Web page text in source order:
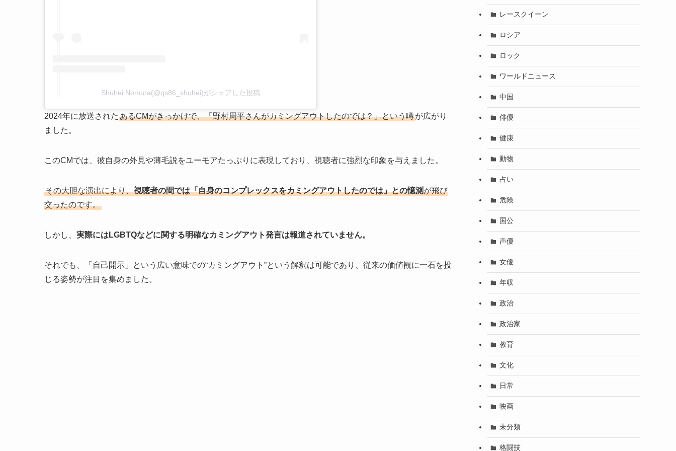
Shuhei Nomura(@qs86_shuhei)がシェアした投稿
2024年に放送された あるCMがきっかけで、「野村周平さんがカミングアウトしたのでは？」という噂が広がり
ました。
このCMでは、彼自身の外見や薄毛説をユーモアたっぷりに表現しており、視聴者に強烈な印象を与えました。
その大胆な演出により、視聴者の間では「自身のコンプレックスをカミングアウトしたのでは」との憶測が飛び
交ったのです。
しかし、 実際にはLGBTQなどに関する明確なカミングアウト発言は報道されていません。
それでも、「自己開示」という広い意味での“カミングアウト”という解釈は可能であり、従来の価値観に一石を投
じる姿勢が注目を集めました。
レースクイーン
ロシア
ロック
ワールドニュース
中国
俳優
健康
動物
占い
危険
国公
声優
女優
年収
政治
政治家
教育
文化
日常
映画
未分類
格闘技